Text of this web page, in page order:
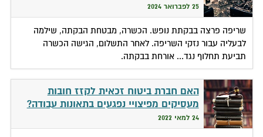
25 לפברואר 2024
שריפה פרצה בבקתת נופש. הכשרה, מבטחת הבקתה, שילמה
לבעליה עבור נזקי השריפה. לאחר התשלום, הגישה הכשרה
תביעת תחלוף נגד... אורחת בבקתה.
האם חברת ביטוח זכאית לקזז חובות
מעסיקים מפיצויי נפגעים בתאונות עבודה?
24 למאי 2022